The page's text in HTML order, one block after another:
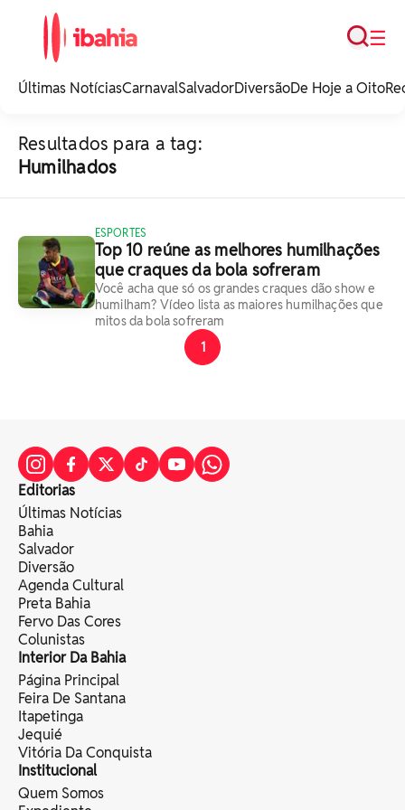
noticias e
☰
Busca
Últimas NotíciasCarnavalSalvadorDiversãoDe Hoje a Oito
Resultados para a tag:
Humilhados
ESPORTES
Top 10 reúne as melhores humilhações
que craques da bola sofreram
Você acha que só os grandes craques dão show e
humilham? Vídeo lista as maiores humilhações que
mitos da bola sofreram
1
Editorias
Últimas Notícias
Bahia
Salvador
Diversão
Agenda Cultural
Preta Bahia
Fervo Das Cores
Colunistas
Interior Da Bahia
Página Principal
Feira De Santana
Itapetinga
Jequié
Vitória Da Conquista
Institucional
Quem Somos